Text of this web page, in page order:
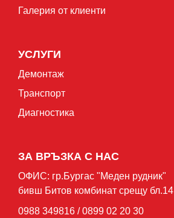
Галерия от клиенти
УСЛУГИ
Демонтаж
Транспорт
Диагностика
ЗА ВРЪЗКА С НАС
ОФИС: гр.Бургас "Mеден рудник"
бивш Битов комбинат срещу бл.14
0988 349816 / 0899 02 20 30